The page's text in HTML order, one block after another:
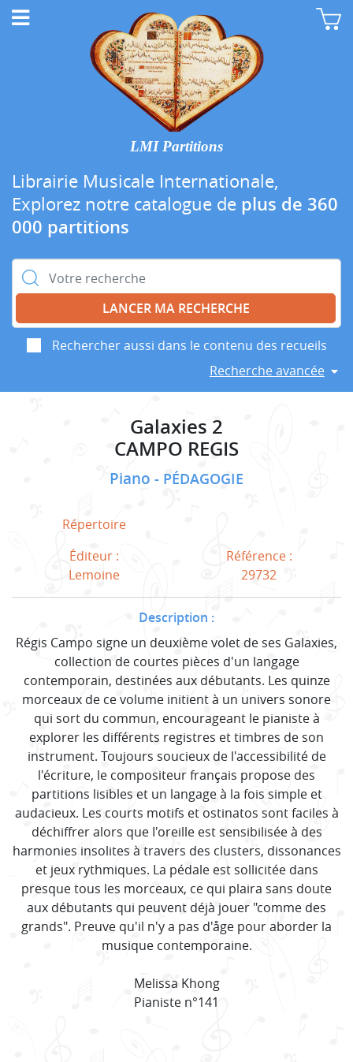
LMI Partitions
Librairie Musicale Internationale,
Explorez notre catalogue de plus de 360
000 partitions
Rechercher :
Rechercher aussi dans le contenu des recueils
Recherche avancée
Galaxies 2
CAMPO REGIS
Piano PÉDAGOGIE
Répertoire
Éditeur :
Lemoine
Référence :
29732
Description :
Régis Campo signe un deuxième volet de ses Galaxies,
collection de courtes pièces d'un langage
contemporain, destinées aux débutants. Les quinze
morceaux de ce volume initient à un univers sonore
qui sort du commun, encourageant le pianiste à
explorer les différents registres et timbres de son
instrument. Toujours soucieux de l'accessibilité de
l'écriture, le compositeur français propose des
partitions lisibles et un langage à la fois simple et
audacieux. Les courts motifs et ostinatos sont faciles à
déchiffrer alors que I'oreille est sensibilisée à des
harmonies insolites à travers des clusters, dissonances
et jeux rythmiques. La pédale est sollicitée dans
presque tous les morceaux, ce qui plaira sans doute
aux débutants qui peuvent déjà jouer "comme des
grands". Preuve qu'il n'y a pas d'åge pour aborder la
musique contemporaine.
Melissa Khong
Pianiste n°141